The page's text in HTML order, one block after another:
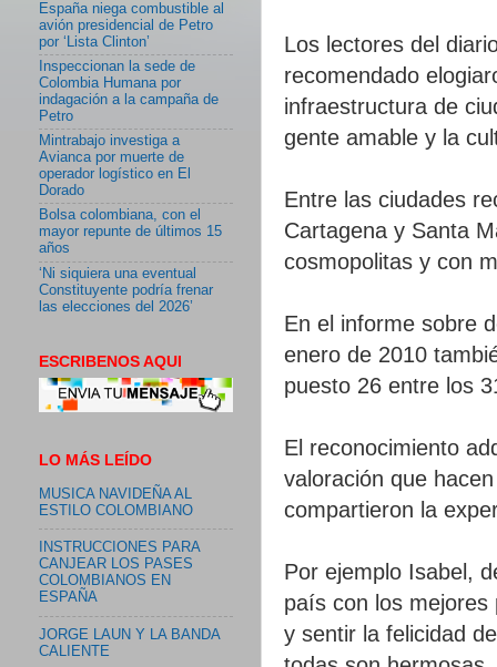
Los lectores del
recomendado
infraestructura de
gente amable y la
Entre las ciudades
Cartagena y Santa
cosmopolitas y con
En el informe sobre
enero de 2010
puesto 26 entre los
El reconocimiento
valoración que
compartieron la
Por ejemplo Isabel,
país con los mejores
y sentir la felicidad
España niega combustible al
avión presidencial de Petro
por ‘Lista Clinton’
Inspeccionan la sede de
Colombia Humana por
indagación a la campaña de
Petro
Mintrabajo investiga a
Avianca por muerte de
operador logístico en El
Dorado
Bolsa colombiana, con el
mayor repunte de últimos 15
años
‘Ni siquiera una eventual
Constituyente podría frenar
las elecciones del 2026’
ESCRIBENOS AQUI
LO MÁS LEÍDO
MUSICA NAVIDEÑA AL
ESTILO COLOMBIANO
INSTRUCCIONES PARA
CANJEAR LOS PASES
COLOMBIANOS EN
ESPAÑA
JORGE LAUN Y LA BANDA
CALIENTE